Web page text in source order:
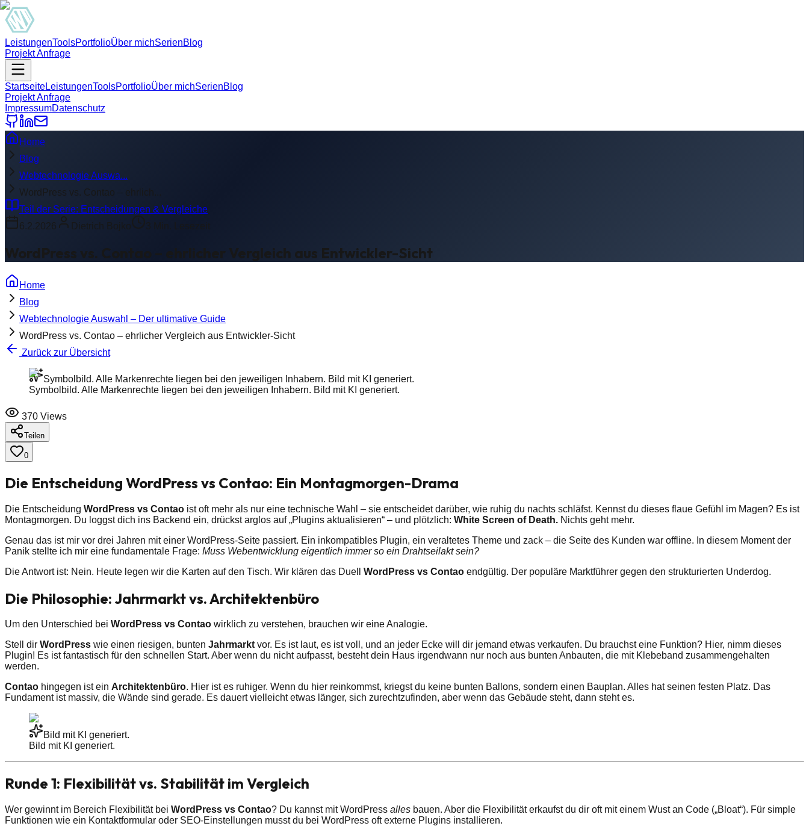
LeistungenToolsPortfolioÜber michSerienBlog
Projekt Anfrage
StartseiteLeistungenToolsPortfolioÜber michSerienBlog
Projekt Anfrage
ImpressumDatenschutz
Home
Blog
Webtechnologie Auswa...
WordPress vs. Contao – ehrlich...
Teil der Serie: Entscheidungen & Vergleiche
6.2.2026
Dietrich Bojko
WordPress vs. Contao – ehrlicher Vergleich aus Entwickler-Sicht
Home
Blog
Webtechnologie Auswahl – Der ultimative Guide
WordPress vs. Contao – ehrlicher Vergleich aus Entwickler-Sicht
Zurück zur Übersicht
Symbolbild. Alle Markenrechte liegen bei den jeweiligen Inhabern. Bild mit KI generiert.
Symbolbild. Alle Markenrechte liegen bei den jeweiligen Inhabern. Bild mit KI generiert.
370 Views
Teilen
0
Die Entscheidung WordPress vs Contao: Ein Montagmorgen-Drama
Die Entscheidung WordPress vs Contao ist oft mehr als nur eine technische Wahl – sie entscheidet darüber, wie ruhig du nachts schläfst. Kennst du dieses flaue Gefühl im Magen? Es ist
Montagmorgen. Du loggst dich ins Backend ein, drückst arglos auf „Plugins aktualisieren“ – und plötzlich: White Screen of Death. Nichts geht mehr.
Genau das ist mir vor drei Jahren mit einer WordPress-Seite passiert. Ein inkompatibles Plugin, ein veraltetes Theme und zack – die Seite des Kunden war offline. In diesem Moment der
Panik stellte ich mir eine fundamentale Frage: Muss Webentwicklung eigentlich immer so ein Drahtseilakt sein?
Die Antwort ist: Nein. Heute legen wir die Karten auf den Tisch. Wir klären das Duell WordPress vs Contao endgültig. Der populäre Marktführer gegen den strukturierten Underdog.
Die Philosophie: Jahrmarkt vs. Architektenbüro
Um den Unterschied bei WordPress vs Contao wirklich zu verstehen, brauchen wir eine Analogie.
Stell dir WordPress wie einen riesigen, bunten Jahrmarktvor. Es ist laut, es ist voll, und an jeder Ecke will dir jemand etwas verkaufen. Du brauchst eine Funktion? Hier, nimm dieses
Plugin! Es ist fantastisch für den schnellen Start. Aber wenn du nicht aufpasst, besteht dein Haus irgendwann nur noch aus bunten Anbauten, die mit Klebeband zusammengehalten
werden.
Contao hingegen ist ein Architektenbüro. Hier ist es ruhiger. Wenn du hier reinkommst, kriegst du keine bunten Ballons, sondern einen Bauplan. Alles hat seinen festen Platz. Das
Fundament ist massiv, die Wände sind gerade. Es dauert vielleicht etwas länger, sich zurechtzufinden, aber wenn das Gebäude steht, dann steht es.
Bild mit KI generiert.
Bild mit KI generiert.
Runde 1: Flexibilität vs. Stabilität im Vergleich
Wer gewinnt im Bereich Flexibilität bei WordPress vs Contao? Du kannst mit WordPress alles bauen. Aber die Flexibilität erkaufst du dir oft mit einem Wust an Code („Bloat“). Für simple
Funktionen wie ein Kontaktformular oder SEO-Einstellungen musst du bei WordPress oft externe Plugins installieren.